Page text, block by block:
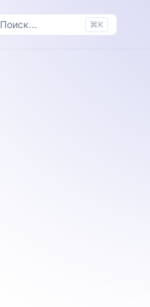
Поиск... ⌘K